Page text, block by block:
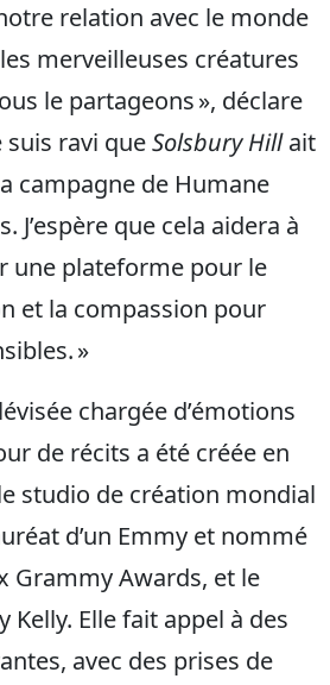
relation avec le monde
merveilleuses créatures
le partageons », déclare
suis ravi queSolsbury Hillait
campagne de Humane
J’espère que cela aidera à
une plateforme pour le
et la compassion pour
»
chargée d’émotions
de récits a été créée en
studio de création mondial
d’un Emmy et nommé
Grammy Awards, et le
Kelly. Elle fait appel à des
avec des prises de